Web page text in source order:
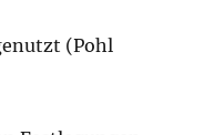
(Pohl